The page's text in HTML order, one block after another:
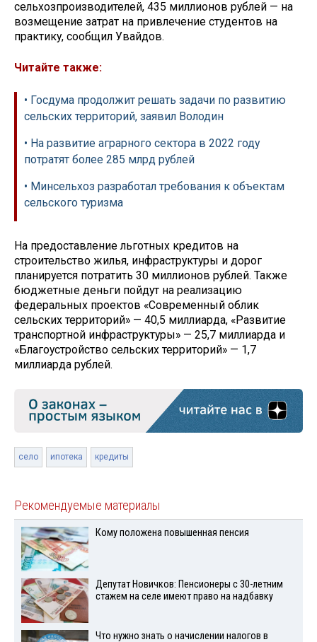
сельхозпроизводителей, 435 миллионов рублей — на
возмещение затрат на привлечение студентов на
практику, сообщил Увайдов.
Читайте также:
• Госдума продолжит решать задачи по развитию
сельских территорий, заявил Володин
• На развитие аграрного сектора в 2022 году
потратят более 285 млрд рублей
• Минсельхоз разработал требования к объектам
сельского туризма
На предоставление льготных кредитов на
строительство жилья, инфраструктуры и дорог
планируется потратить 30 миллионов рублей. Также
бюджетные деньги пойдут на реализацию
федеральных проектов «Современный облик
сельских территорий» — 40,5 миллиарда, «Развитие
транспортной инфраструктуры» — 25,7 миллиарда и
«Благоустройство сельских территорий» — 1,7
миллиарда рублей.
село ипотека кредиты
Рекомендуемые материалы
Кому положена повышенная пенсия
Депутат Новичков: Пенсионеры с 30-летним
стажем на селе имеют право на надбавку
Что нужно знать о начислении налогов в